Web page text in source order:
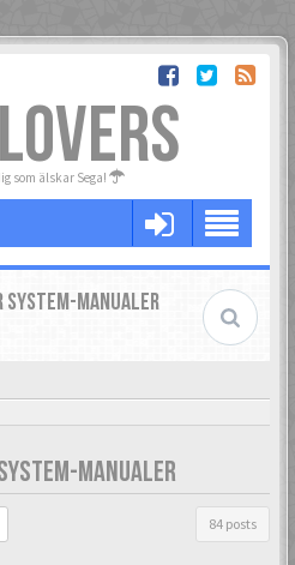
som älskar Sega!
SYSTEM-MANUALER
MANUALER
84 posts